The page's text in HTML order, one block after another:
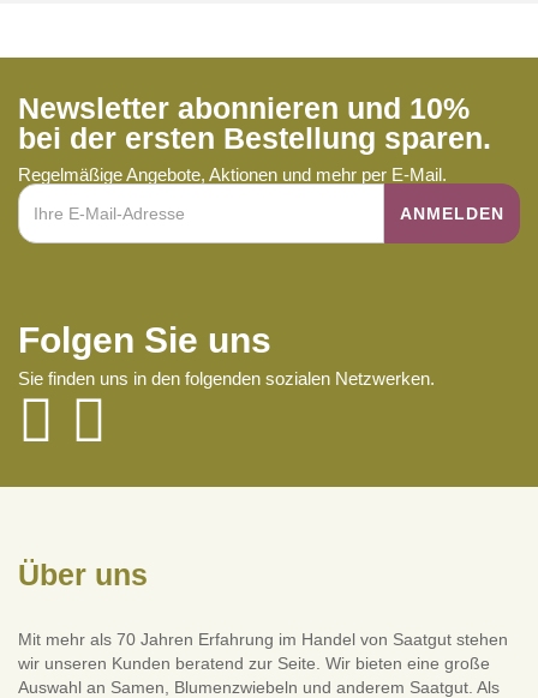
Newsletter abonnieren und 10%
bei der ersten Bestellung sparen.
Regelmäßige Angebote, Aktionen und mehr per E-Mail.
Folgen Sie uns
Sie finden uns in den folgenden sozialen Netzwerken.
Über uns
Mit mehr als 70 Jahren Erfahrung im Handel von Saatgut stehen
wir unseren Kunden beratend zur Seite. Wir bieten eine große
Auswahl an Samen, Blumenzwiebeln und anderem Saatgut. Als